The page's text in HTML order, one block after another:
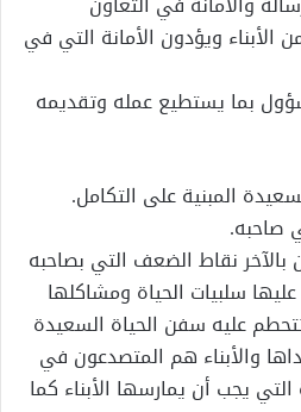
الأبناء ويؤدون الأمانة التي في
بما يستطيع عمله وتقديمه
المبنية على التكامل.
صاحبه.
نقاط الضعف التي بصاحبه
سلبيات الحياة ومشاكلها
عليه سفن الحياة السعيدة
والأبناء هم المتصدعون في
يجب أن يمارسها الأبناء كما